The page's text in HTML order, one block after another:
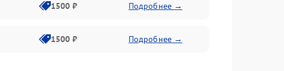
1500 ₽ Подробнее →
1500 ₽ Подробнее →